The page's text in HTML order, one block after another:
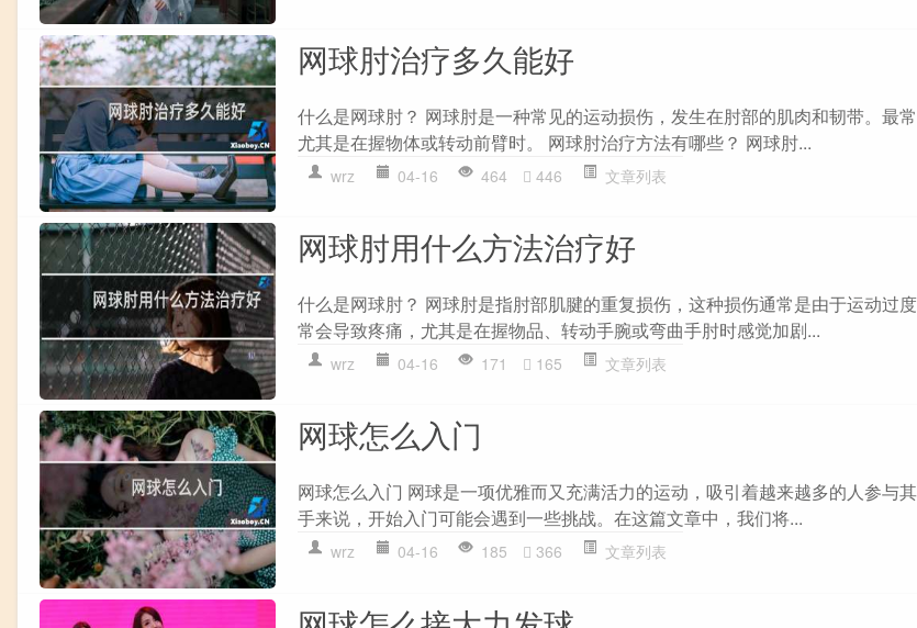
网球肘治疗多久能好
什么是网球肘？ 网球肘是一种常见的运动损伤，发生在肘部的肌肉和韧带。最
尤其是在握物体或转动前臂时。 网球肘治疗方法有哪些？ 网球肘...
wrz 04-16 464 446 文章列表
网球肘用什么方法治疗好
什么是网球肘？ 网球肘是指肘部肌腱的重复损伤，这种损伤通常是由于运动过
常会导致疼痛，尤其是在握物品、转动手腕或弯曲手肘时感觉加剧...
wrz 04-16 171 165 文章列表
网球怎么入门
网球怎么入门 网球是一项优雅而又充满活力的运动，吸引着越来越多的人参与
手来说，开始入门可能会遇到一些挑战。在这篇文章中，我们将...
wrz 04-16 185 366 文章列表